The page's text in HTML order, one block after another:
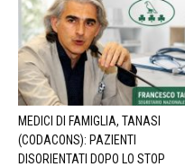
MEDICI DI FAMIGLIA, TANASI
(CODACONS): PAZIENTI
DISORIENTATI DOPO LO STOP